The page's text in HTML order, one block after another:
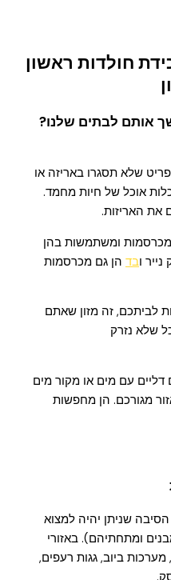
חולדות ראשון
אותם לבתים שלנו?
שלא תסגרו באריזה או
אוכל של חיות מחמד.
את האריזות.
מכרסמות ומשתמשות בהן
ובד הן גם מכרסמות
לביתכם, זה מזון שאתם
שלא נזרק
עם מים או מקור מים
מגורכם. הן מחפשות
שניתן יהיה למצוא
ומתחתיהם). באזורי
, מערכות ביוב, גגות רעפים,